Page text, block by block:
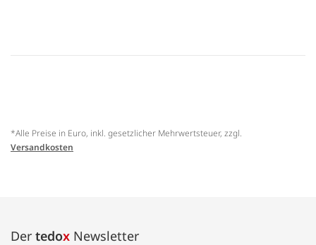
*Alle Preise in Euro, inkl. gesetzlicher Mehrwertsteuer, zzgl.
Versandkosten
Der tedox Newsletter